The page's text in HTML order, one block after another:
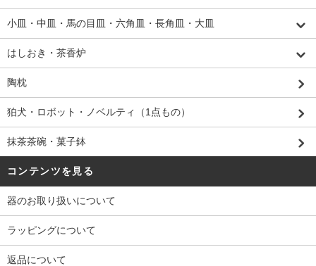
小皿・中皿・馬の目皿・六角皿・長角皿・大皿
はしおき・茶香炉
陶枕
狛犬・ロボット・ノベルティ（1点もの）
抹茶茶碗・菓子鉢
コンテンツを見る
器のお取り扱いについて
ラッピングについて
返品について